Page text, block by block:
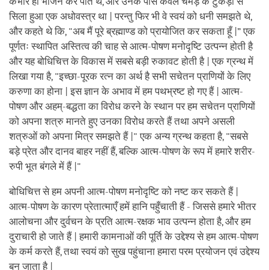
सिला हुआ एक अधोवस्त्र था | परन्तु फिर भी वे स्वयं को धनी समझते थे,
और कहते थे कि, "अब मैं पूरे ब्रह्माण्ड को प्रायोजित कर सकता हूँ |” एक
पूर्णतः स्थापित अस्तित्व की चाह से आत्म-पोषण मनोदृष्टि उत्पन्न होती है
और यह बोधिचित्त के विकास में सबसे बड़ी रुकावट होती है | एक ग्रन्थ में
लिखा गया है, "इच्छा-पूरक रत्न का अर्थ है सभी सचेतन प्राणियों के लिए
करुणा का होना | इस ज्ञान के अभाव में हम पथभ्रष्ट हो गए हैं | आत्म-
पोषण और अहम्-बद्धता का विरोध करने के स्थान पर हम सचेतन प्राणियों
को अपना शत्रु मानते हुए उनका विरोध करते हैं तथा अपने असली
शत्रुओं को अपना मित्र समझते हैं |" एक अन्य ग्रन्थ कहता है, "सबसे
बड़े प्रेत और दानव बाहर नहीं हैं, बल्कि आत्म-पोषण के रूप में हमारे शरीर-
रुपी भूत बंगले में हैं |"
बोधिचित्त से हम अपनी आत्म-पोषण मनोदृष्टि को नष्ट कर सकते हैं |
आत्म-पोषण के कारण प्रेतात्माएँ हमें हानि पहुँचाती हैं - जिससे हमारे भीतर
आलोचना और दुर्वचन के प्रति आत्म-रक्षक भाव उत्पन्न होता है, और हम
दुराचारी हो जाते हैं | हमारी कामनाओं की पूर्ति के उद्देश्य से हम आत्म-पोषण
के कर्म करते हैं, तथा स्वयं को सुख पहुंचाना हमारा परम प्रयोजन एवं उद्देश्य
बन जाता है |